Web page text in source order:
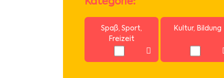
Spaß, Sport,
Freizeit
Kultur, Bildung